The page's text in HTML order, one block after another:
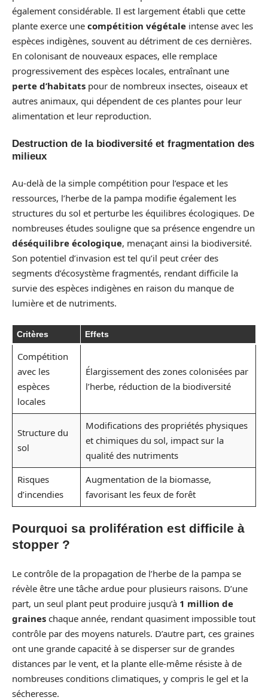
également considérable. Il est largement établi que cette
plante exerce une compétition végétale intense avec les
espèces indigènes, souvent au détriment de ces dernières.
En colonisant de nouveaux espaces, elle remplace
progressivement des espèces locales, entraînant une
perte d’habitats pour de nombreux insectes, oiseaux et
autres animaux, qui dépendent de ces plantes pour leur
alimentation et leur reproduction.
Destruction de la biodiversité et fragmentation des
milieux
Au-delà de la simple compétition pour l’espace et les
ressources, l’herbe de la pampa modifie également les
structures du sol et perturbe les équilibres écologiques. De
nombreuses études souligne que sa présence engendre un
déséquilibre écologique, menaçant ainsi la biodiversité.
Son potentiel d’invasion est tel qu’il peut créer des
segments d’écosystème fragmentés, rendant difficile la
survie des espèces indigènes en raison du manque de
lumière et de nutriments.
Critères Effets
Compétition
avec les
espèces
locales
Élargissement des zones colonisées par
l’herbe, réduction de la biodiversité
Structure du
sol
Modifications des propriétés physiques
et chimiques du sol, impact sur la
qualité des nutriments
Risques
d’incendies
Augmentation de la biomasse,
favorisant les feux de forêt
Pourquoi sa prolifération est difficile à
stopper ?
Le contrôle de la propagation de l’herbe de la pampa se
révèle être une tâche ardue pour plusieurs raisons. D’une
part, un seul plant peut produire jusqu’à 1 million de
graines chaque année, rendant quasiment impossible tout
contrôle par des moyens naturels. D’autre part, ces graines
ont une grande capacité à se disperser sur de grandes
distances par le vent, et la plante elle-même résiste à de
nombreuses conditions climatiques, y compris le gel et la
sécheresse.